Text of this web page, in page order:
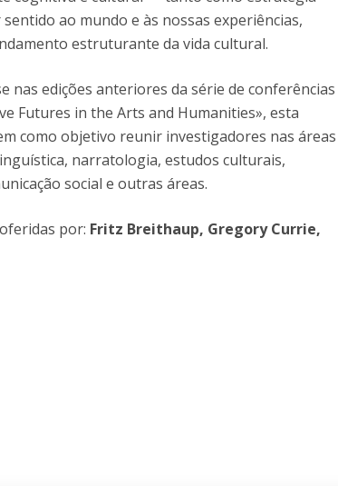
ao mundo e às nossas experiências,
estruturante da vida cultural.
nas edições anteriores da série de conferências
Futures in the Arts and Humanities», esta
como objetivo reunir investigadores nas áreas
narratologia, estudos culturais,
social e outras áreas.
por: Fritz Breithaup, Gregory Currie,